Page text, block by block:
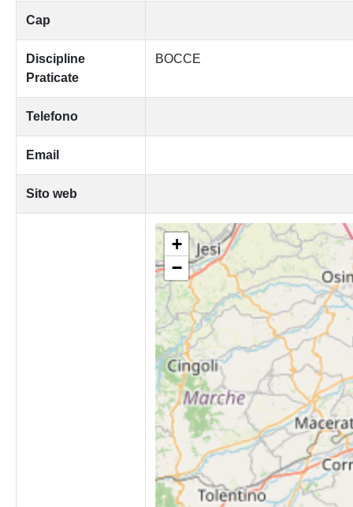
Cap
Discipline
Praticate
BOCCE
Telefono
Email
Sito web
+
−